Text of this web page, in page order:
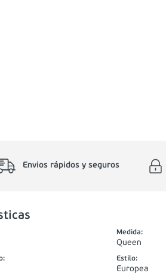
Envios rápidos y seguros
Medida:
Queen
: Estilo:
Europea